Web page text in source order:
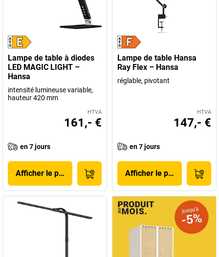
Lampe de table à diodes
LED MAGIC LIGHT –
Hansa
intensité lumineuse variable,
hauteur 420 mm
HTVA
161,- €
en 7 jours
Afficher le produit
Lampe de table Hansa
Ray Flex – Hansa
réglable, pivotant
HTVA
147,- €
en 7 jours
Afficher le produit